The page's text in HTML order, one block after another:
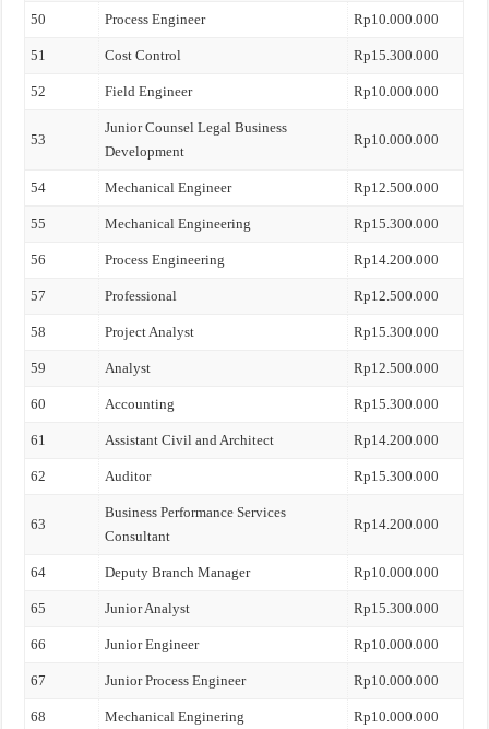
50 Process Engineer Rp10.000.000
51 Cost Control Rp15.300.000
52 Field Engineer Rp10.000.000
53
Junior Counsel Legal Business
Development
Rp10.000.000
54 Mechanical Engineer Rp12.500.000
55 Mechanical Engineering Rp15.300.000
56 Process Engineering Rp14.200.000
57 Professional Rp12.500.000
58 Project Analyst Rp15.300.000
59 Analyst Rp12.500.000
60 Accounting Rp15.300.000
61 Assistant Civil and Architect Rp14.200.000
62 Auditor Rp15.300.000
63
Business Performance Services
Consultant
Rp14.200.000
64 Deputy Branch Manager Rp10.000.000
65 Junior Analyst Rp15.300.000
66 Junior Engineer Rp10.000.000
67 Junior Process Engineer Rp10.000.000
68 Mechanical Enginering Rp10.000.000